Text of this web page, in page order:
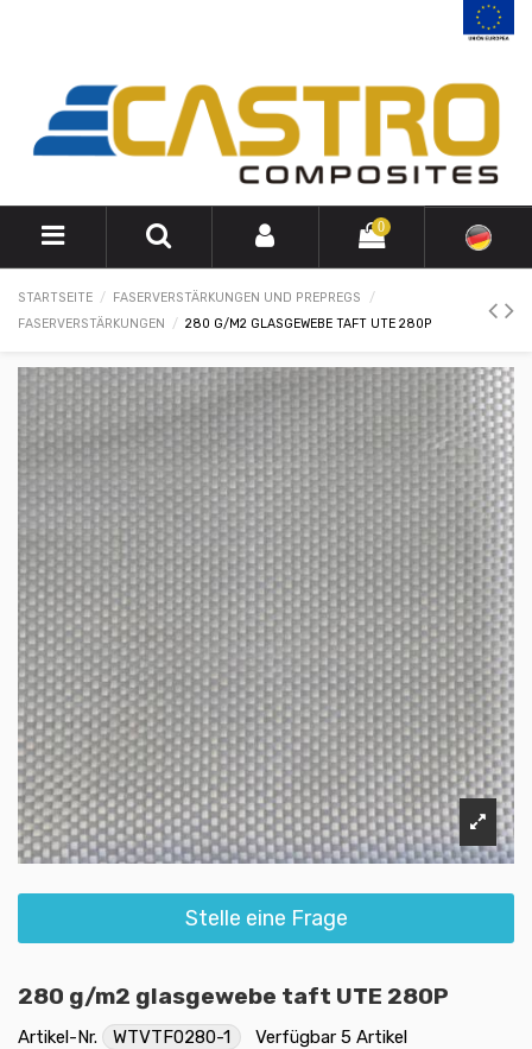
0
STARTSEITE
FASERVERSTÄRKUNGEN UND PREPREGS
FASERVERSTÄRKUNGEN
280 G/M2 GLASGEWEBE TAFT UTE 280P
Stelle eine Frage
280 g/m2 glasgewebe taft UTE 280P
Artikel-Nr. WTVTF0280-1 Verfügbar 5 Artikel